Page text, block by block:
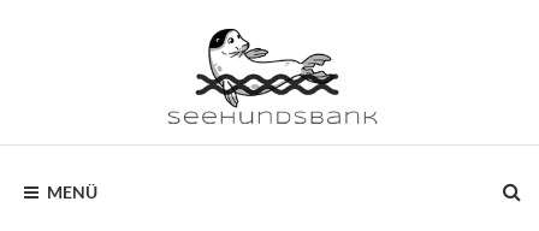
Ferienwohnung
MENÜ